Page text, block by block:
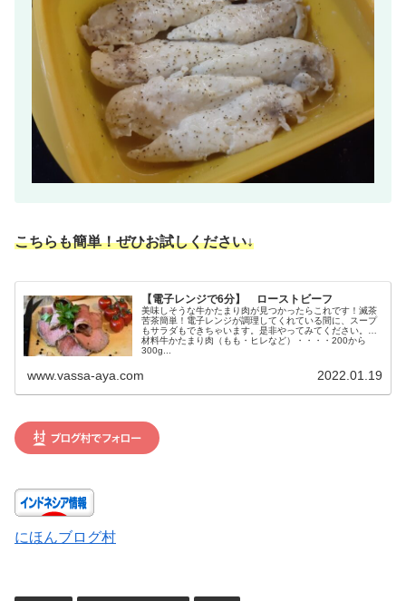
こちらも簡単！ぜひお試しください↓
【電子レンジで6分】 ローストビーフ
美味しそうな牛かたまり肉が見つかったらこれです！滅茶
苦茶簡単！電子レンジが調理してくれている間に、スープ
もサラダもできちゃいます。是非やってみてください。★
材料牛かたまり肉（もも・ヒレなど）・・・・200から
300g...
www.vassa-aya.com 2022.01.19
にほんブログ村